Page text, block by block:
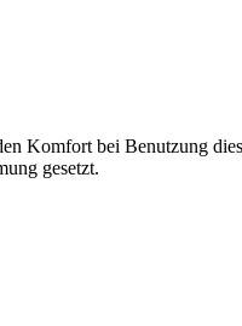
Komfort bei Benutzung
gesetzt.